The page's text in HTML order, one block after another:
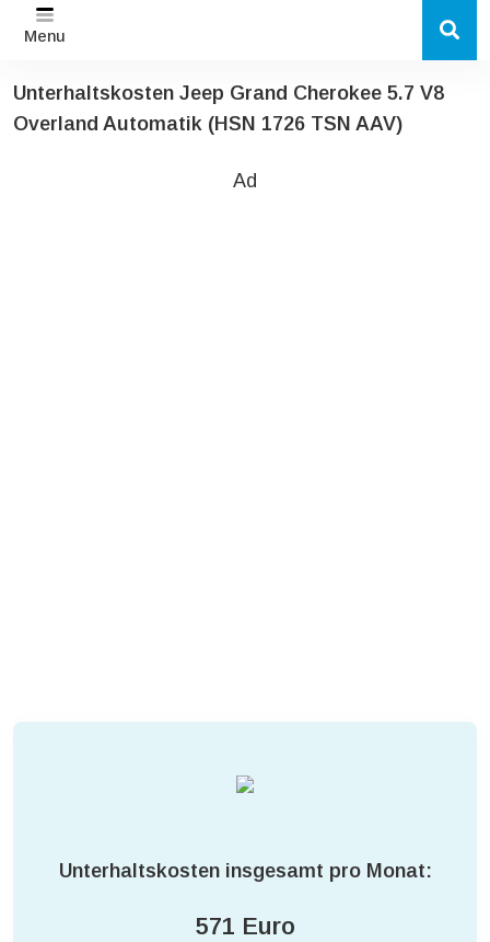
Menu
Unterhaltskosten Jeep Grand Cherokee 5.7 V8
Overland Automatik (HSN 1726 TSN AAV)
Ad
Unterhaltskosten insgesamt pro Monat:
571 Euro